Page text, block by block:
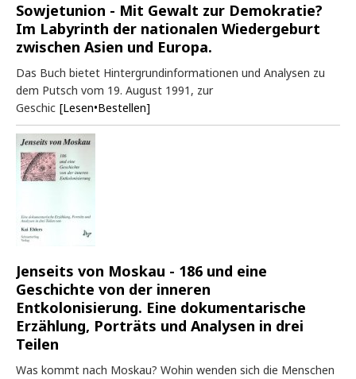
Sowjetunion - Mit Gewalt zur Demokratie?
Im Labyrinth der nationalen Wiedergeburt
zwischen Asien und Europa.
Das Buch bietet Hintergrundinformationen und Analysen zu
dem Putsch vom 19. August 1991, zur
Geschic [Lesen•Bestellen]
Jenseits von Moskau - 186 und eine
Geschichte von der inneren
Entkolonisierung. Eine dokumentarische
Erzählung, Porträts und Analysen in drei
Teilen
Was kommt nach Moskau? Wohin wenden sich die Menschen